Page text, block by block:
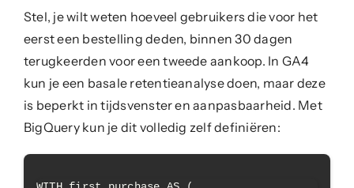
Stel, je wilt weten hoeveel gebruikers die voor het
eerst een bestelling deden, binnen 30 dagen
terugkeerden voor een tweede aankoop. In GA4
kun je een basale retentieanalyse doen, maar deze
is beperkt in tijdsvenster en aanpasbaarheid. Met
BigQuery kun je dit volledig zelf definiëren: